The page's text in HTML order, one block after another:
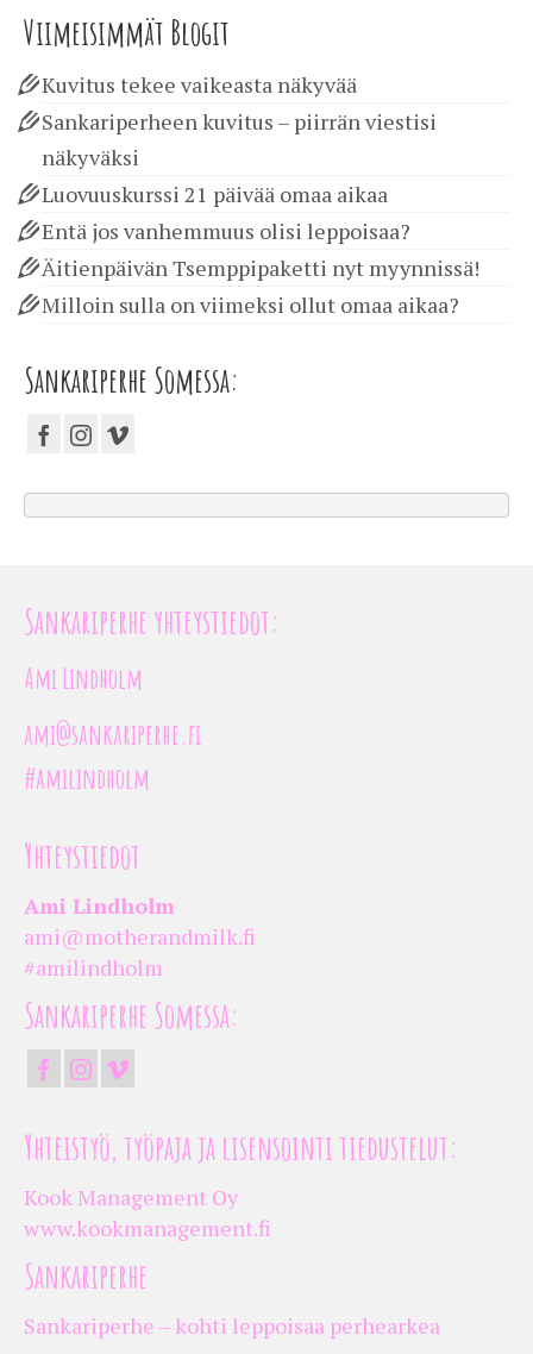
Viimeisimmät Blogit
Kuvitus tekee vaikeasta näkyvää
Sankariperheen kuvitus – piirrän viestisi
näkyväksi
Luovuuskurssi 21 päivää omaa aikaa
Entä jos vanhemmuus olisi leppoisaa?
Äitienpäivän Tsemppipaketti nyt myynnissä!
Milloin sulla on viimeksi ollut omaa aikaa?
Sankariperhe Somessa:
Sankariperhe yhteystiedot:
Ami Lindholm
ami@sankariperhe.fi
#amilindholm
Yhteystiedot
Ami Lindholm
ami@motherandmilk.fi
#amilindholm
Sankariperhe Somessa:
Yhteistyö, työpaja ja lisensointi tiedustelut:
Kook Management Oy
www.kookmanagement.fi
Sankariperhe
Sankariperhe – kohti leppoisaa perhearkea